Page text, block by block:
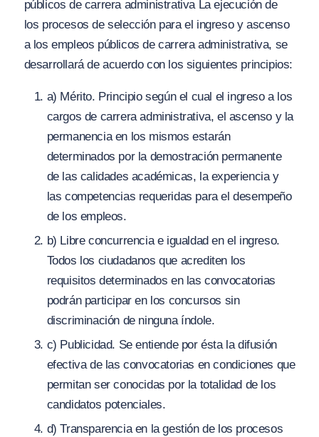
públicos de carrera administrativa La ejecución de
los procesos de selección para el ingreso y ascenso
a los empleos públicos de carrera administrativa, se
desarrollará de acuerdo con los siguientes principios:
a) Mérito. Principio según el cual el ingreso a los
cargos de carrera administrativa, el ascenso y la
permanencia en los mismos estarán
determinados por la demostración permanente
de las calidades académicas, la experiencia y
las competencias requeridas para el desempeño
de los empleos.
b) Libre concurrencia e igualdad en el ingreso.
Todos los ciudadanos que acrediten los
requisitos determinados en las convocatorias
podrán participar en los concursos sin
discriminación de ninguna índole.
c) Publicidad. Se entiende por ésta la difusión
efectiva de las convocatorias en condiciones que
permitan ser conocidas por la totalidad de los
candidatos potenciales.
d) Transparencia en la gestión de los procesos